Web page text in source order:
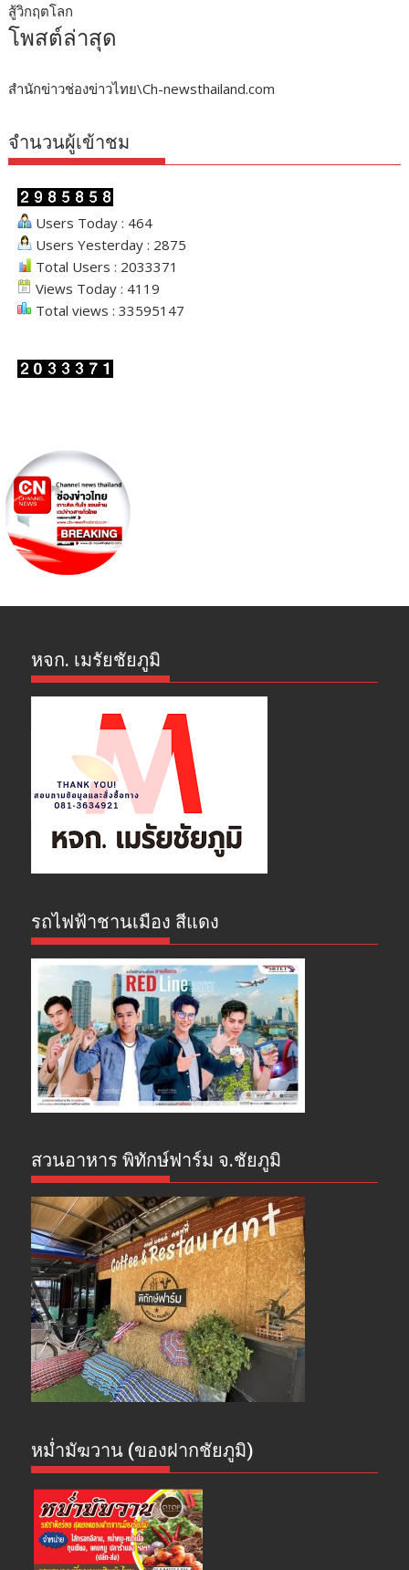
สู้วิกฤตโลก
โพสต์ล่าสุด
สำนักข่าวช่องข่าวไทย\Ch-newsthailand.com
จำนวนผู้เข้าชม
Users Today : 464
Users Yesterday : 2875
Total Users : 2033371
Views Today : 4119
Total views : 33595147
หจก. เมรัยชัยภูมิ
รถไฟฟ้าชานเมือง สีแดง
สวนอาหาร พิทักษ์ฟาร์ม จ.ชัยภูมิ
หม่ำมัฆวาน (ของฝากชัยภูมิ)